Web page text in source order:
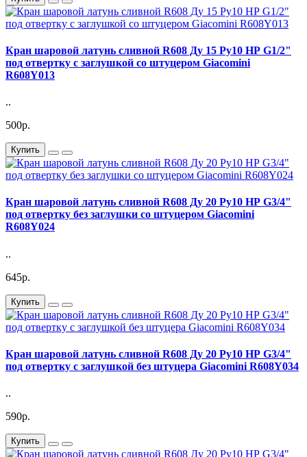
Кран шаровой латунь сливной R608 Ду 15 Ру10 НР G1/2"
под отвертку с заглушкой со штуцером Giacomini
R608Y013
..
500р.
Купить
Кран шаровой латунь сливной R608 Ду 20 Ру10 НР G3/4"
под отвертку без заглушки со штуцером Giacomini
R608Y024
..
645р.
Купить
Кран шаровой латунь сливной R608 Ду 20 Ру10 НР G3/4"
под отвертку с заглушкой без штуцера Giacomini R608Y034
..
590р.
Купить